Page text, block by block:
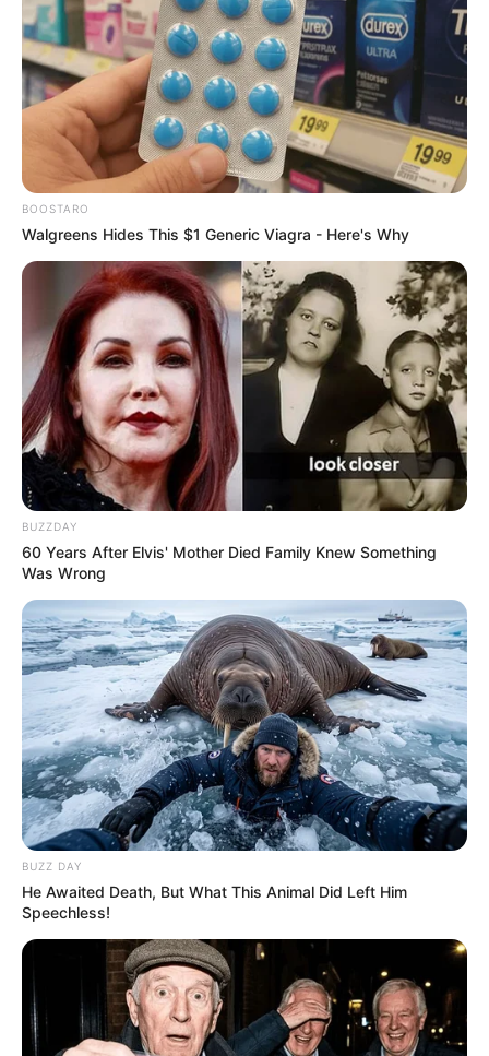
BOOSTARO
Walgreens Hides This $1 Generic Viagra - Here's Why
BUZZDAY
60 Years After Elvis' Mother Died Family Knew Something
Was Wrong
BUZZ DAY
He Awaited Death, But What This Animal Did Left Him
Speechless!